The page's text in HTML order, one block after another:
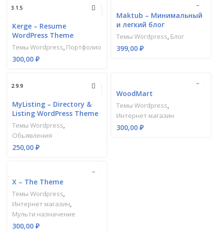
3.1.5
Kerge – Resume
WordPress Theme
Темы Wordpress Портфолио
300,00 ₽
Maktub – Минимальный
и легкий блог
Темы Wordpress Блог
399,00 ₽
2.9.9
MyListing – Directory &
Listing WordPress Theme
Темы Wordpress
Обьявления
250,00 ₽
WoodMart
Темы Wordpress
Интернет магазин
300,00 ₽
X – The Theme
Темы Wordpress
Интернет магазин
Мульти назначение
300,00 ₽